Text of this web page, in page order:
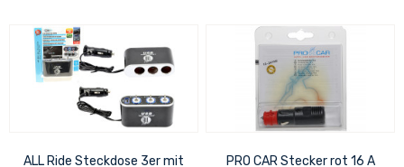
ALL Ride Steckdose 3er mit
PRO CAR Stecker rot 16 A